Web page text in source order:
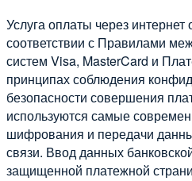
Услуга оплаты через интернет
соответствии с Правилами
систем Visa, MasterCard и
принципах соблюдения
безопасности совершения
используются самые
шифрования и передачи
связи. Ввод данных
защищенной платежной